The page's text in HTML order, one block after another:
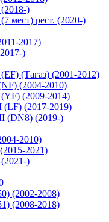
)
мест) рест. (2020-)
2017)
)
(Тагаз) (2001-2012)
(2004-2010)
(2009-2014)
(LF) (2017-2019)
(DN8) (2019-)
2010)
2021)
)
(2002-2008)
(2008-2018)